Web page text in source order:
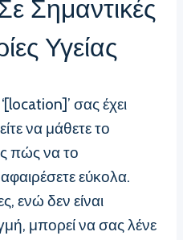
Σημαντικές
Υγείας
σας έχει
να μάθετε το
πώς να το
εύκολα.
ενώ δεν είναι
μπορεί να σας λένε